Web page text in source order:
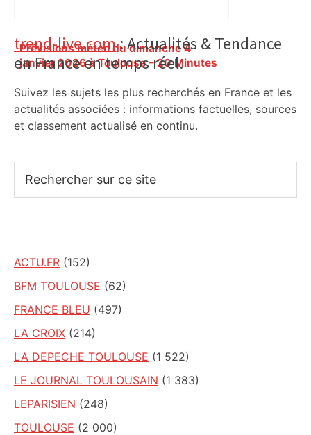
Prévisions météo du dimanche 4
janvier 2026 à Toulouse – 20 Minutes
Primary
Sidebar
trend-live.com: Actualités & Tendance
en France en temps réel.
Suivez les sujets les plus recherchés en France et les
actualités associées : informations factuelles, sources
et classement actualisé en continu.
sur
ACTU.FR (152)
BFM TOULOUSE (62)
FRANCE BLEU (497)
LA CROIX (214)
LA DEPECHE TOULOUSE (1 522)
LE JOURNAL TOULOUSAIN (1 383)
LEPARISIEN (248)
TOULOUSE (2 000)